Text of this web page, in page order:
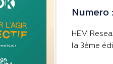
Numero
HEM
la 3ème